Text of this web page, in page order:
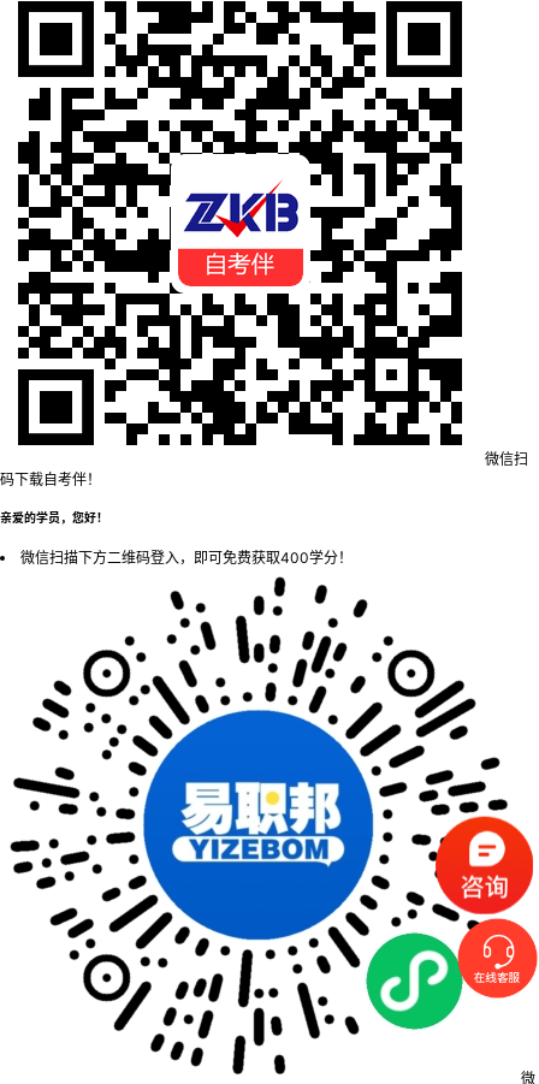
微信扫
码下载自考伴！
亲爱的学员，您好！
微信扫描下方二维码登入，即可免费获取400学分！
微